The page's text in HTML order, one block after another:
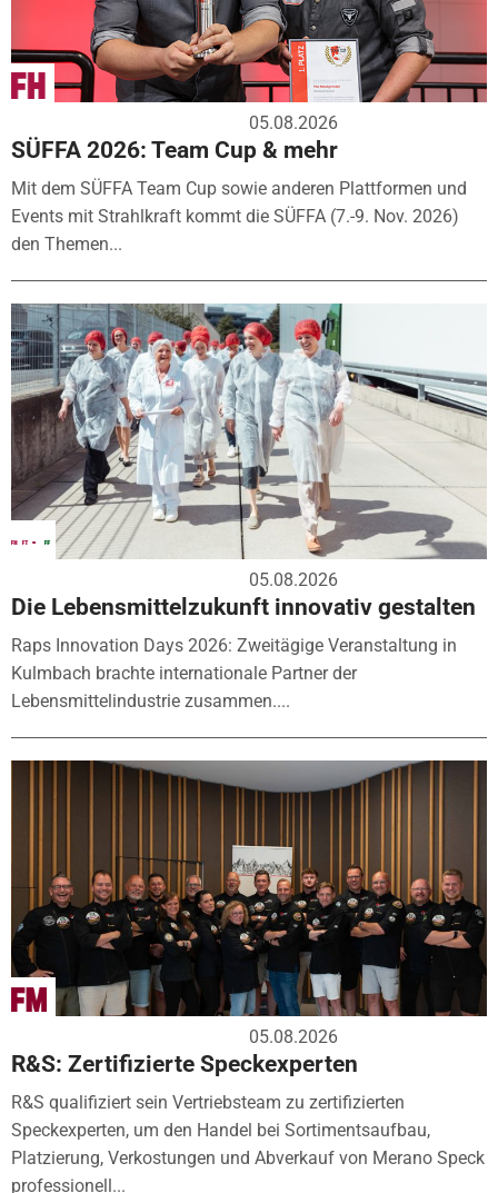
05.08.2026
SÜFFA 2026: Team Cup & mehr
Mit dem SÜFFA Team Cup sowie anderen Plattformen und
Events mit Strahlkraft kommt die SÜFFA (7.-9. Nov. 2026)
den Themen...
05.08.2026
Die Lebensmittelzukunft innovativ gestalten
Raps Innovation Days 2026: Zweitägige Veranstaltung in
Kulmbach brachte internationale Partner der
Lebensmittelindustrie zusammen....
05.08.2026
R&S: Zertifizierte Speckexperten
R&S qualifiziert sein Vertriebsteam zu zertifizierten
Speckexperten, um den Handel bei Sortimentsaufbau,
Platzierung, Verkostungen und Abverkauf von Merano Speck
professionell...